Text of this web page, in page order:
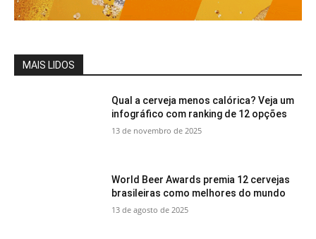
MAIS LIDOS
Qual a cerveja menos calórica? Veja um
infográfico com ranking de 12 opções
13 de novembro de 2025
World Beer Awards premia 12 cervejas
brasileiras como melhores do mundo
13 de agosto de 2025